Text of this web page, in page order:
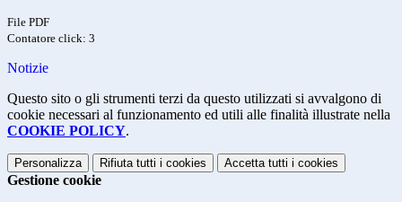
File PDF
Contatore click: 3
Notizie
Questo sito o gli strumenti terzi da questo utilizzati si avvalgono di
cookie necessari al funzionamento ed utili alle finalità illustrate nella
COOKIE POLICY.
Personalizza Rifiuta tutti i cookies Accetta tutti i cookies
Gestione cookie